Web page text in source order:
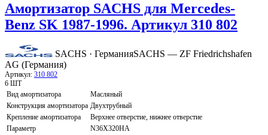
Амортизатор SACHS для Mercedes-
Benz SK 1987-1996. Артикул 310 802
SACHS · ГерманияSACHS — ZF Friedrichshafen
AG (Германия)
Артикул: 310 802
6 ШТ
Вид амортизатора
Масляный
Конструкция амортизатора Двухтрубный
Крепление амортизатора
Верхнее отверстие, нижнее отверстие
Параметр
N36X320HA